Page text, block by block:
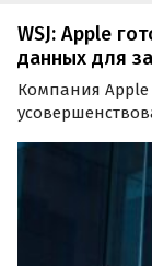
WSJ: Apple
данных для
Компания Apple
Wall Street
Data Protection
очередь, на